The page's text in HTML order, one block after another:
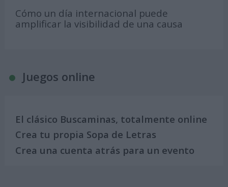
Cómo un día internacional puede
amplificar la visibilidad de una causa
Juegos online
El clásico Buscaminas, totalmente online
Crea tu propia Sopa de Letras
Crea una cuenta atrás para un evento